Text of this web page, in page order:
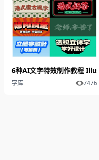
6种AI文字特效制作教程
字库 7476